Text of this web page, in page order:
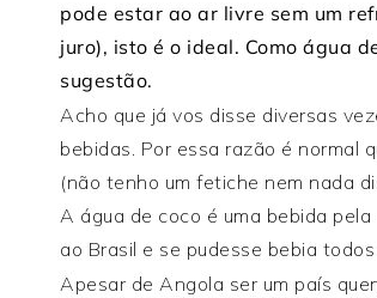
pode estar ao ar livre sem um
juro), isto é o ideal. Como água
sugestão.
Acho que já vos disse diversas
bebidas. Por essa razão é normal
(não tenho um fetiche nem nada
A água de coco é uma bebida
ao Brasil e se pudesse bebia
Apesar de Angola ser um país